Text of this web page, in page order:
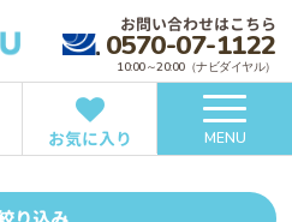
お問い合わせはこちら
0570-07-1122
10:00～20:00（ナビダイヤル）
お気に入り MENU